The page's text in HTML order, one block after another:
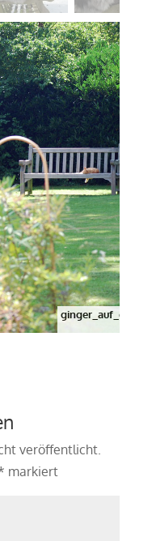
veröffentlicht.
markiert